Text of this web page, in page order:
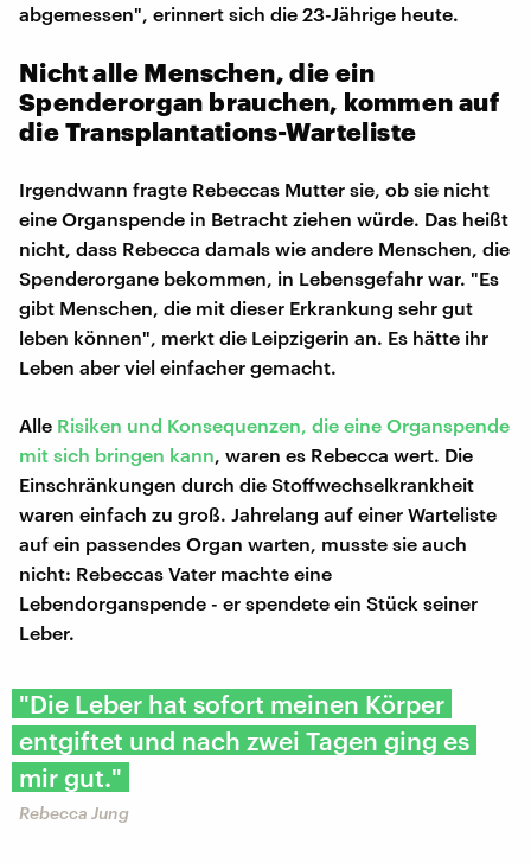
abgemessen", erinnert sich die 23-Jährige heute.
Nicht alle Menschen, die ein
Spenderorgan brauchen, kommen auf
die Transplantations-Warteliste
Irgendwann fragte Rebeccas Mutter sie, ob sie nicht
eine Organspende in Betracht ziehen würde. Das heißt
nicht, dass Rebecca damals wie andere Menschen, die
Spenderorgane bekommen, in Lebensgefahr war. "Es
gibt Menschen, die mit dieser Erkrankung sehr gut
leben können", merkt die Leipzigerin an. Es hätte ihr
Leben aber viel einfacher gemacht.
Alle Risiken und Konsequenzen, die eine Organspende
mit sich bringen kann , waren es Rebecca wert. Die
Einschränkungen durch die Stoffwechselkrankheit
waren einfach zu groß. Jahrelang auf einer Warteliste
auf ein passendes Organ warten, musste sie auch
nicht: Rebeccas Vater machte eine
Lebendorganspende - er spendete ein Stück seiner
Leber.
"Die Leber hat sofort meinen Körper
entgiftet und nach zwei Tagen ging es
mir gut."
Rebecca Jung